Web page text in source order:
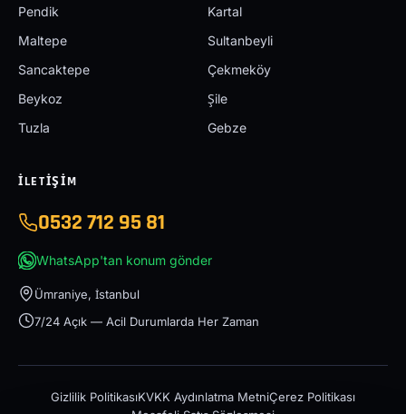
Pendik
Kartal
Maltepe
Sultanbeyli
Sancaktepe
Çekmeköy
Beykoz
Şile
Tuzla
Gebze
İLETIŞIM
0532 712 95 81
WhatsApp'tan konum gönder
Ümraniye, İstanbul
7/24 Açık — Acil Durumlarda Her Zaman
Gizlilik PolitikasıKVKK Aydınlatma MetniÇerez Politikası